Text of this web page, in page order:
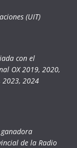
(UIT)
con el
OX 2019, 2020,
2023, 2024
ganadora
de la Radio